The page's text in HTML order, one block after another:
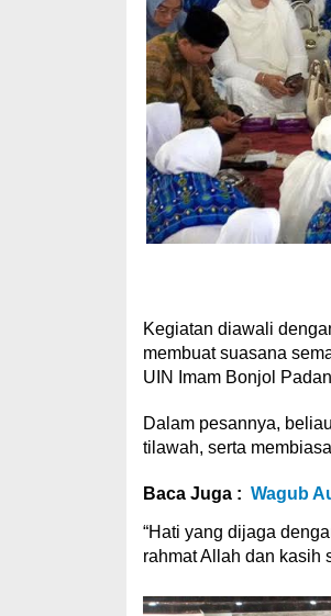
Kegiatan diawali
membuat suasana
UIN Imam Bonjol
Dalam pesannya,
tilawah, serta
Baca Juga : Wagub
“Hati yang dijaga
rahmat Allah dan kasih